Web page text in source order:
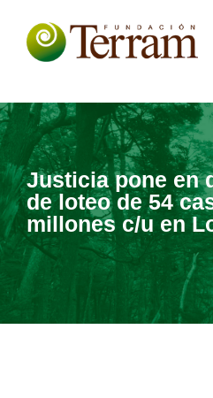
Justicia pone en
de loteo de 54
millones c/u en